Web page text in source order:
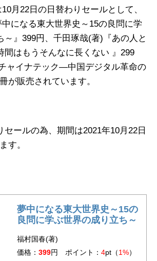
月22日の日替わりセールとして、
になる東大世界史～15の良問に学
～』399円、千田琢哉(著)『あの人と
間はもうそんなに長くない 』299
ャイナテック―中国デジタル革命の
が販売されています。
セールの為、期間は2021年10月22日
す。
夢中になる東大世界史～15の
良問に学ぶ世界の成り立ち～
福村国春(著)
価格： 399円 ポイント： 4pt（1%）